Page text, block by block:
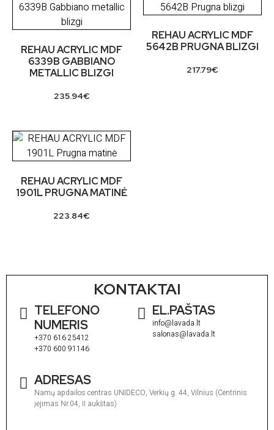
REHAU ACRYLIC MDF
6339B GABBIANO
METALLIC BLIZGI
235.94€
REHAU ACRYLIC MDF
5642B PRUGNA BLIZGI
217.79€
REHAU ACRYLIC MDF
1901L PRUGNA MATINĖ
223.84€
KONTAKTAI
TELEFONO
NUMERIS
+370 616 25412
+370 600 91146
EL.PAŠTAS
info@lavada.lt
salonas@lavada.lt
ADRESAS
Namų apdailos centras UNIDECO, Verkių g. 44, Vilnius (Centrinis
įėjimas Nr.04, II aukštas)